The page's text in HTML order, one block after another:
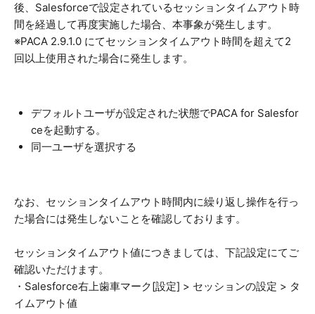
後、Salesforceで設定されているセッションタイムアウト時
間を経過して再度実施した場合、本事象が発生します。
※PACA 2.9.1.0 にてセッションタイムアウト時間を超えて2
回以上使用された場合に発生します。
デフォルトユーザが設定された状態でPACA for Salesfor
ceを起動する。
同一ユーザを選択する
なお、セッションタイムアウト時間内に繰り返し操作を行っ
た場合には発生しないことを確認しております。
セッションタイムアウト値につきましては、下記設定にてご
確認いただけます。
・Salesforce右上歯車マーク[設定] > セッションの設定 > タ
イムアウト値